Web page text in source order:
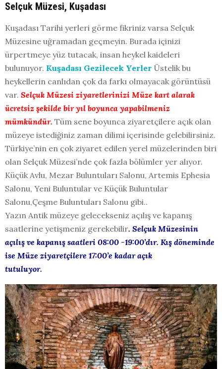
Selçuk Müzesi, Kuşadası
Kuşadası Tarihi yerleri görme fikriniz varsa Selçuk
Müzesine uğramadan geçmeyin. Burada içinizi
ürpertmeye yüz tutacak, insan heykel kaideleri
bulunuyor. Kuşadası Gezilecek Yerler Üstelik bu
heykellerin canlıdan çok da farkı olmayacak görüntüsü
var. Selçuk Müzesi ziyaretlerinizi Müze kart alarak
ücretsiz şekilde bir yıl boyunca yapabilmeniz
mümkündür. Tüm sene boyunca ziyaretçilere açık olan
müzeye istediğiniz zaman dilimi içerisinde gelebilirsiniz.
Türkiye’nin en çok ziyaret edilen yerel müzelerinden biri
olan Selçuk Müzesi’nde çok fazla bölümler yer alıyor.
Küçük Avlu, Mezar Buluntuları Salonu, Artemis Ephesia
Salonu, Yeni Buluntular ve Küçük Buluntular
Salonu,Çeşme Buluntuları Salonu gibi..
Yazın Antik müzeye gelecekseniz açılış ve kapanış
saatlerine yetişmeniz gerekebilir. Selçuk Müzesinin
açılış ve kapanış saatleri 08:00 -19:00’dır. Kış döneminde
ise Müze ziyaretçilere 17:00’e kadar açık
tutuluyor.